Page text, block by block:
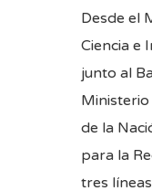
Desde el
Ciencia e
junto al
de la
para la
tres